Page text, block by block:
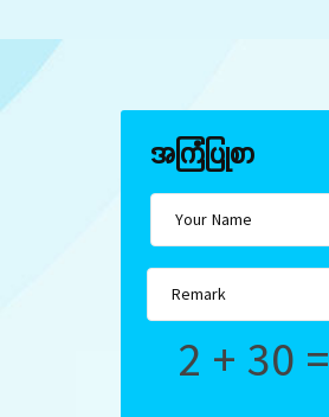
အကြံပြုစာ
2 + 30 =